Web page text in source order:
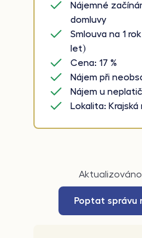
Nájemné
domluvy
Smlouva na 1
let)
Cena: 17 %
Nájem při
Nájem u
Lokalita:
Aktualizováno
Poptat správu